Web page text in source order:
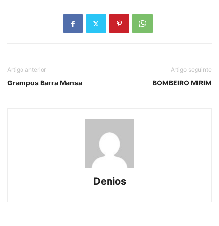
Artigo anterior
Grampos Barra Mansa
Artigo seguinte
BOMBEIRO MIRIM
Denios